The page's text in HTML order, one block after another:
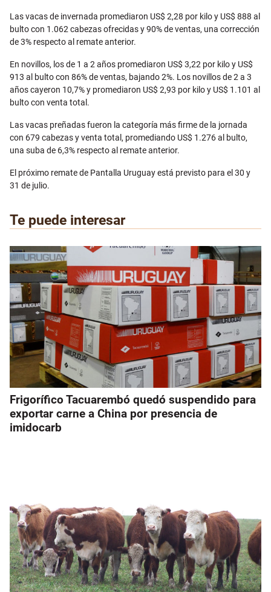
Las vacas de invernada promediaron US$ 2,28 por kilo y US$ 888 al
bulto con 1.062 cabezas ofrecidas y 90% de ventas, una corrección
de 3% respecto al remate anterior.
En novillos, los de 1 a 2 años promediaron US$ 3,22 por kilo y US$
913 al bulto con 86% de ventas, bajando 2%. Los novillos de 2 a 3
años cayeron 10,7% y promediaron US$ 2,93 por kilo y US$ 1.101 al
bulto con venta total.
Las vacas preñadas fueron la categoría más firme de la jornada
con 679 cabezas y venta total, promediando US$ 1.276 al bulto,
una suba de 6,3% respecto al remate anterior.
El próximo remate de Pantalla Uruguay está previsto para el 30 y
31 de julio.
Te puede interesar
Frigorífico Tacuarembó quedó suspendido para
exportar carne a China por presencia de
imidocarb